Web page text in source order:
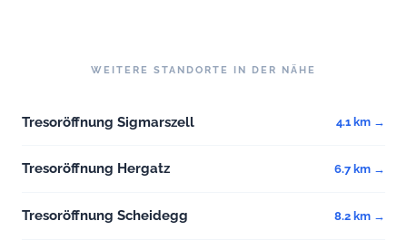
WEITERE STANDORTE IN DER NÄHE
Tresoröffnung Sigmarszell 4.1 km →
Tresoröffnung Hergatz 6.7 km →
Tresoröffnung Scheidegg 8.2 km →